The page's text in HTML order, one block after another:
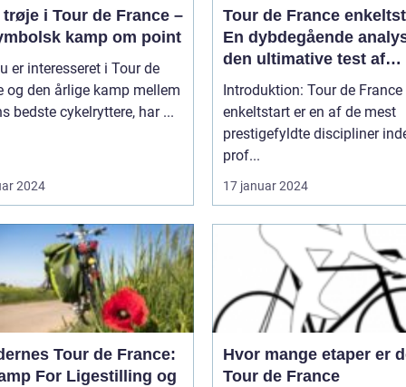
i Tour de France –
kamp om point
er interesseret i Tour de
og den årlige kamp mellem
bedste cykelryttere, har ...
2024
Tour de France
En dybdegående
den ultimative test af
rytteres individuelle
Introduktion: Tour de France
enkeltstart er en af de mest
prestigefyldte discipliner
prof...
17 januar 2024
Tour de France:
For Ligestilling og
Hvor mange etaper er
Tour de France